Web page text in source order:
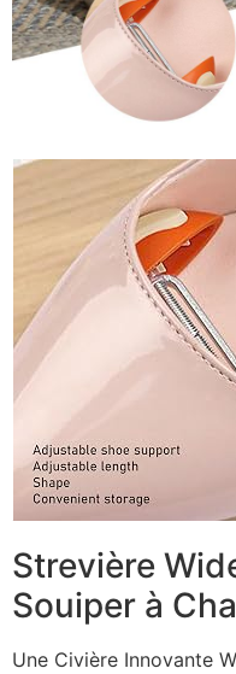
Strevière
Souiper à
Une Civière Innovante